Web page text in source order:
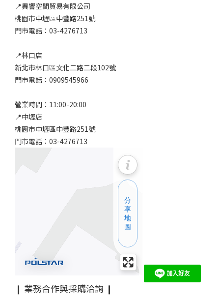
📍異響空間貿易有限公司
桃園市中壢區中豐路251號
門市電話：03-4276713
📍林口店
新北市林口區文化二路二段102號
門市電話：0909545966
營業時間：11:00-20:00
📍中壢店
桃園市中壢區中豐路251號
門市電話：03-4276713
❙ 業務合作與採購洽詢 ❙